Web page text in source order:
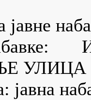
УЛИЦА
јавна